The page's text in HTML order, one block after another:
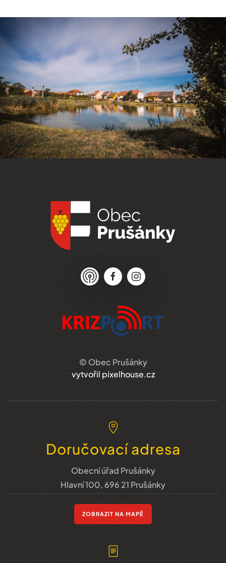
© Obec Prušánky
vytvořil pixelhouse.cz
Doručovací adresa
Obecní úřad Prušánky
Hlavní 100, 696 21 Prušánky
ZOBRAZIT NA MAPĚ